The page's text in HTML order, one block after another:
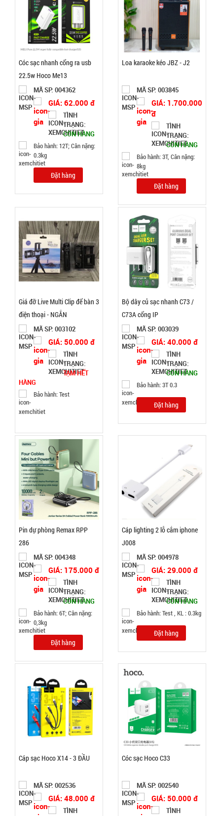
Nồi hấp 2
Soup
Steamer
SP:
46.000 đ
CÒN HÀNG
Bảo
Đặt
hàng
Tripod 3
chân ngắn
mini nhiều
màu
3.000 đ
TÌNH
CÒN HÀNG
Bảo
hàng
Thanh xốp
chặn cửa
cách âm
thông minh
1M
MÃ
7.500 đ
TÌNH
TRẠNG:
CÒN HÀNG
Bảo
hàng
Cóc sạc nhanh cổng ra usb
22.5w Hoco Me13
MÃ SP: 004362
GIÁ: 62.000 đ
TÌNH
TRẠNG:
CÒN HÀNG
Bảo hành: 12T; Cân nặng:
0.3kg
Đặt hàng
Loa karaoke kéo JBZ - J2
MÃ SP: 003845
GIÁ: 1.700.000
đ
TÌNH
TRẠNG:
CÒN HÀNG
Bảo hành: 3T, Cân nặng:
8kg
Đặt hàng
Giá đỡ Live Multi Clip để bàn 3
điện thoại - NGẮN
MÃ SP: 003102
GIÁ: 50.000 đ
TÌNH
TRẠNG:
TẠM HẾT
HÀNG
Bảo hành: Test
Bộ dây củ sạc nhanh C73 /
C73A cổng IP
MÃ SP: 003039
GIÁ: 40.000 đ
TÌNH
TRẠNG:
CÒN HÀNG
Bảo hành: 3T 0.3
Đặt hàng
Pin dự phòng Remax RPP
286
MÃ SP: 004348
GIÁ: 175.000 đ
TÌNH
TRẠNG:
CÒN HÀNG
Bảo hành: 6T; Cân nặng:
0,3kg
Đặt hàng
Cáp lighting 2 lỗ cắm iphone
J008
MÃ SP: 004978
GIÁ: 29.000 đ
TÌNH
TRẠNG:
CÒN HÀNG
Bảo hành: Test , KL : 0.3kg
Đặt hàng
Cáp sạc Hoco X14 - 3 ĐẦU
MÃ SP: 002536
GIÁ: 48.000 đ
TÌNH
Cóc sạc Hoco C33
MÃ SP: 002540
GIÁ: 50.000 đ
TÌNH